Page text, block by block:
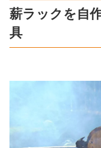
薪ラックを自
具